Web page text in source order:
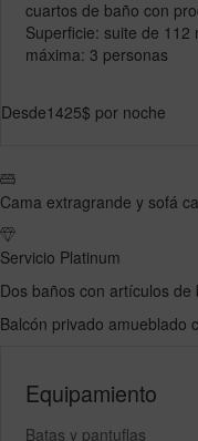
cuartos de baño con
Superficie: suite de
máxima: 3 personas
Desde1425$ por noche
Cama extragrande y sofá
Servicio Platinum
Dos baños con artículos de
Balcón privado amueblado
Equipamiento
Batas y pantuflas